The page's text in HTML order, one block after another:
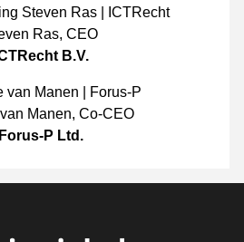
Ras, CEO
B.V.
Manen, Co-CEO
Forus-P Ltd.